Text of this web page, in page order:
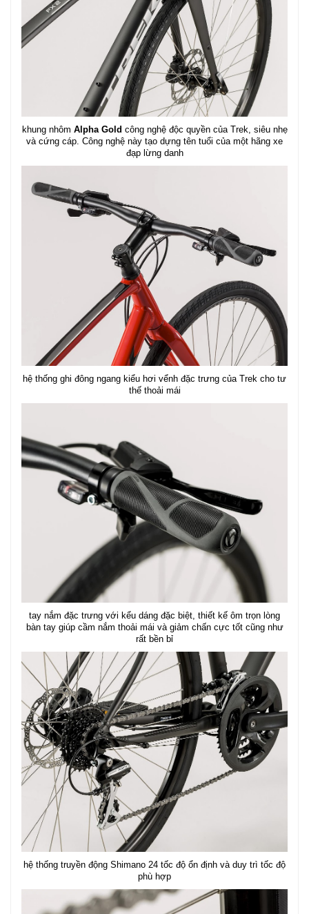
khung nhôm Alpha Gold công nghệ độc quyền của Trek, siêu nhẹ
và cứng cáp. Công nghệ này tạo dựng tên tuổi của một hãng xe
đạp lừng danh
hệ thống ghi đông ngang kiểu hơi vểnh đặc trưng của Trek cho tư
thế thoải mái
tay nắm đặc trưng với kểu dáng đặc biệt, thiết kế ôm trọn lòng
bàn tay giúp cầm nắm thoải mái và giảm chấn cực tốt cũng như
rất bền bỉ
hệ thống truyền động Shimano 24 tốc độ ổn định và duy trì tốc độ
phù hợp